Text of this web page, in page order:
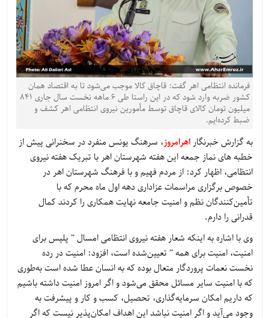
فرمانده انتظامی اهر گفت: قاچاق کالا موجب می‌شود تا به اقتصاد همان
کشور ضربه وارد شود که در این راستا طی 6 ماهه نخست سال جاری 841
میلیون تومان کالای قاچاق توسط مأمورین نیروی انتظامی اهر کشف و
ضبط کرده‌ایم.
به گزارش خبرنگاراهرامروز، سرهنگ یونس منفرد در سخنرانی پیش از
خطبه های نماز جمعه این هفته شهرستان اهر با تبریک هفته نیروی
انتظامی، اظهار کرد: از مردم فهیم و با فرهنگ شهرستان اهر در
خصوص برگزاری مراسمات عزاداری دهه اول ماه محرم که با
تأمین‌کنندگان نظم و امنیت جامعه نهایت همکاری را کردند کمال
قدرانی را دارم.
وی با اشاره به اینکه شعار هفته نیروی انتظامی امسال ” پلیس برای
امنیت، امنیت برای همه ” تعیین‌شده است، افزود: امنیت در رده
نخست نعمات پروردگار متعال بوده که به انسان عطا شده است به‌طوری
که با امنیت سایر مسائل محقق می‌شود و اگر امروز امنیت داشته باشیم
که داریم امکان سرمایه‌گذاری، تحصیل، کسب و کار و پیشرفت به
وجود می‌آید و اگر امنیت نباشد این اهداف امکان‌پذیر نیست که اگر